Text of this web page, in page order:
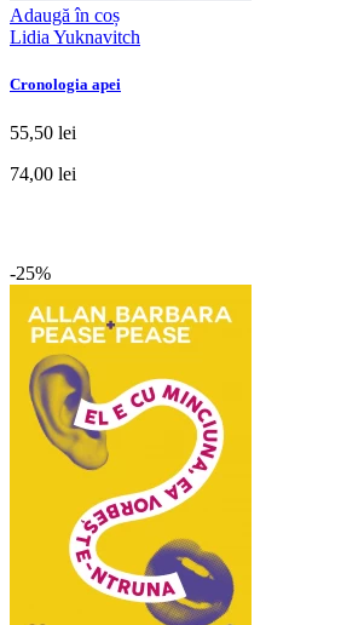
Adaugă în coș
Lidia Yuknavitch
Cronologia apei
55,50 lei
74,00 lei
-25%